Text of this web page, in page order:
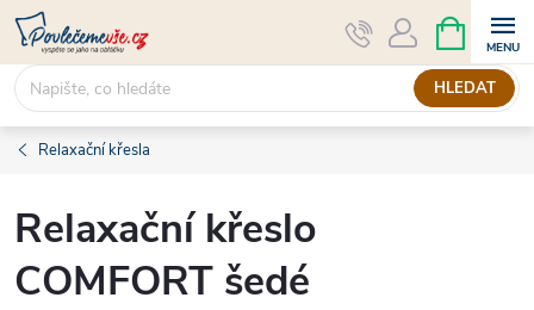
Přejít
obsah
HLEDAT
NÁKUPNÍ
KOŠÍK
Relaxační křesla
Relaxační křeslo
COMFORT šedé